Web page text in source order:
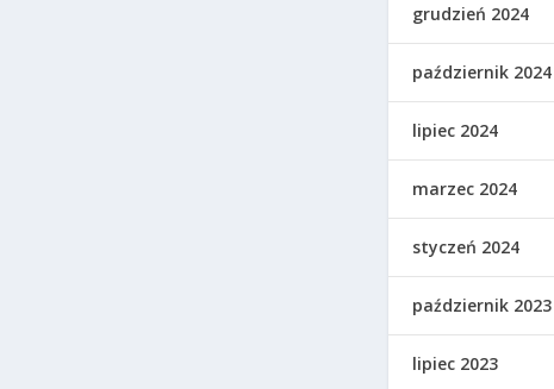
grudzień 2024
październik 2024
lipiec 2024
marzec 2024
styczeń 2024
październik 2023
lipiec 2023